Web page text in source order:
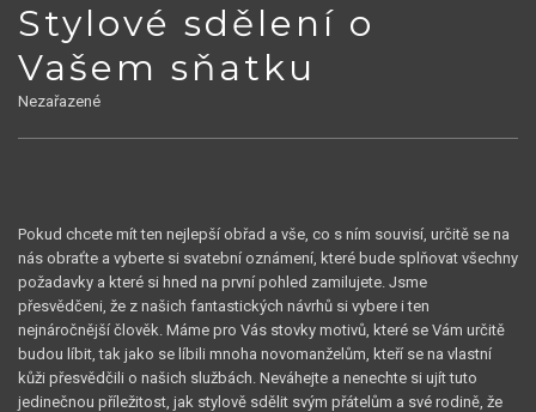
Stylové sdělení o
Vašem sňatku
Nezařazené
Pokud chcete mít ten nejlepší obřad a vše, co s ním souvisí, určitě se na
nás obraťte a vyberte si svatební oznámení, které bude splňovat všechny
požadavky a které si hned na první pohled zamilujete. Jsme
přesvědčeni, že z našich fantastických návrhů si vybere i ten
nejnáročnější člověk. Máme pro Vás stovky motivů, které se Vám určitě
budou líbit, tak jako se líbili mnoha novomanželům, kteří se na vlastní
kůži přesvědčili o našich službách. Neváhejte a nenechte si ujít tuto
jedinečnou příležitost, jak stylově sdělit svým přátelům a své rodině, že